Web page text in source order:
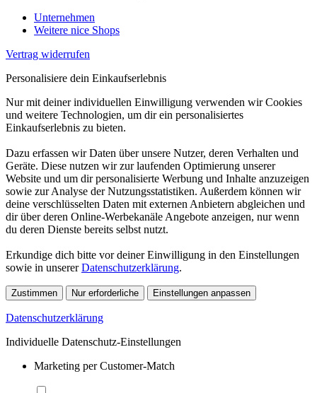
Unternehmen
Weitere nice Shops
Vertrag widerrufen
Personalisiere dein Einkaufserlebnis
Nur mit deiner individuellen Einwilligung verwenden wir Cookies
und weitere Technologien, um dir ein personalisiertes
Einkaufserlebnis zu bieten.
Dazu erfassen wir Daten über unsere Nutzer, deren Verhalten und
Geräte. Diese nutzen wir zur laufenden Optimierung unserer
Website und um dir personalisierte Werbung und Inhalte anzuzeigen
sowie zur Analyse der Nutzungsstatistiken. Außerdem können wir
deine verschlüsselten Daten mit externen Anbietern abgleichen und
dir über deren Online-Werbekanäle Angebote anzeigen, nur wenn
du deren Dienste bereits selbst nutzt.
Erkundige dich bitte vor deiner Einwilligung in den Einstellungen
sowie in unsererDatenschutzerklärung.
Zustimmen Nur erforderliche Einstellungen anpassen
Datenschutzerklärung
Individuelle Datenschutz-Einstellungen
Marketing per Customer-Match